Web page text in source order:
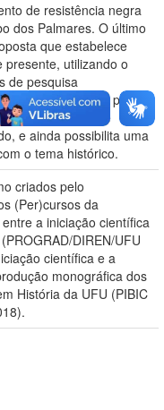
de resistência negra
dos Palmares. O último
que estabelece
presente, utilizando o
de pesquisa
com uma peça
negro de
e ainda possibilita uma
o tema histórico.
criados pelo
(Per)cursos da
a iniciação científica
DIREN/UFU
científica e a
monográfica dos
História da UFU (PIBIC